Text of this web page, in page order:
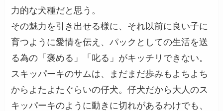
力的な犬種だと思う。
その魅力を引き出せる様に、それ以前に良い子に
育つように愛情を伝え、パックとしての生活を送
る為の「褒める」「叱る」がキッチリできない。
スキッパーキのサムは、まだまだ歩みもよちよち
からよたよたぐらいの仔犬。仔犬だから大人のス
キッパーキのように動きに切れがあるわけでも、